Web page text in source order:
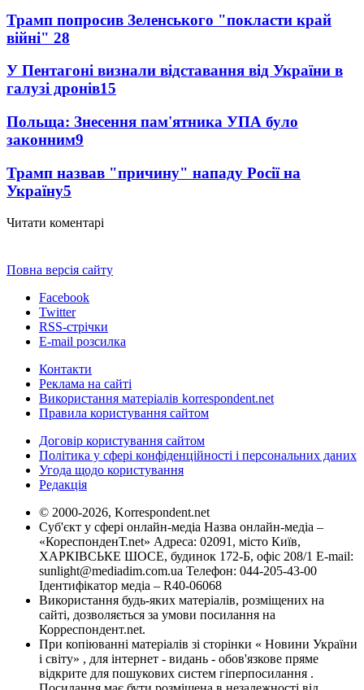
Трамп попросив Зеленського "покласти край
війні" 28
У Пентагоні визнали відставання від України в
галузі дронів15
Польща: Знесення пам'ятника УПА було
законним9
Трамп назвав "причину" нападу Росії на
Україну5
Читати коментарі
Повна версія сайту
Facebook
Twitter
RSS-стрічки
E-mail розсилка
Контакти
Реклама на сайті
Використання матеріалів korrespondent.net
Правила користування сайтом
Договір користування сайтом
Політика у сфері конфіденційності і персональних даних
Угода щодо користування
Редакція
© 2000-2026, Korrespondent.net
Суб'єкт у сфері онлайн-медіа Назва онлайн-медіа –
«КореспонденТ.net» Адреса: 02091, місто Київ,
ХАРКІВСЬКЕ ШОСЕ, будинок 172-Б, офіс 208/1 E-mail:
sunlight@mediadim.com.ua Телефон: 044-205-43-00
Ідентифікатор медіа – R40-06068
Використання будь-яких матеріалів, розміщених на
сайті, дозволяється за умови посилання на
Корреспондент.net.
При копіюванні матеріалів зі сторінки « Новини України
і світу» , для інтернет - видань - обов'язкове пряме
відкрите для пошукових систем гіперпосилання .